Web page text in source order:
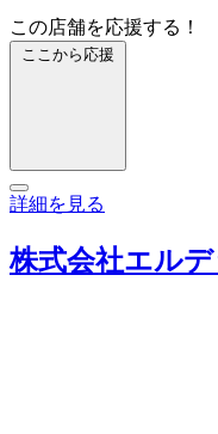
この店舗を応援する！
ここから応援
詳細を見る
株式会社エルデ